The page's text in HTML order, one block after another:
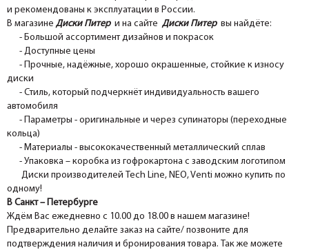
и рекомендованы к эксплуатации в России.
В магазине Диски Питер и на сайте Диски Питер вы найдёте:
- Большой ассортимент дизайнов и покрасок
- Доступные цены
- Прочные, надёжные, хорошо окрашенные, стойкие к износу
диски
- Стиль, который подчеркнёт индивидуальность вашего
автомобиля
- Параметры - оригинальные и через супинаторы (переходные
кольца)
- Материалы - высококачественный металлический сплав
- Упаковка – коробка из гофрокартона с заводским логотипом
Диски производителей Tech Line, NEO, Venti можно купить по
одному!
В Санкт – Петербурге
Ждём Вас ежедневно с 10.00 до 18.00 в нашем магазине!
Предварительно делайте заказ на сайте/ позвоните для
подтверждения наличия и бронирования товара. Так же можете